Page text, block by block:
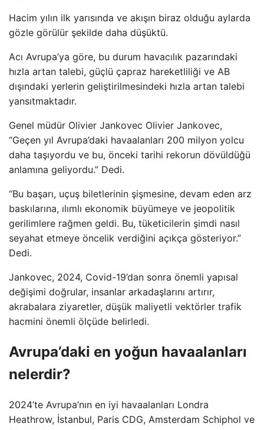
Hacim yılın ilk yarısında ve akışın biraz olduğu aylarda
gözle görülür şekilde daha düşüktü.
Acı Avrupa’ya göre, bu durum havacılık pazarındaki
hızla artan talebi, güçlü çapraz hareketliliği ve AB
dışındaki yerlerin geliştirilmesindeki hızla artan talebi
yansıtmaktadır.
Genel müdür Olivier Jankovec Olivier Jankovec,
“Geçen yıl Avrupa’daki havaalanları 200 milyon yolcu
daha taşıyordu ve bu, önceki tarihi rekorun dövüldüğü
anlamına geliyordu.” Dedi.
“Bu başarı, uçuş biletlerinin şişmesine, devam eden arz
baskılarına, ılımlı ekonomik büyümeye ve jeopolitik
gerilimlere rağmen geldi. Bu, tüketicilerin şimdi nasıl
seyahat etmeye öncelik verdiğini açıkça gösteriyor.”
Dedi.
Jankovec, 2024, Covid-19’dan sonra önemli yapısal
değişimi doğrular, insanlar arkadaşlarını artırır,
akrabalara ziyaretler, düşük maliyetli vektörler trafik
hacmini önemli ölçüde belirledi.
Avrupa’daki en yoğun havaalanları
nelerdir?
2024’te Avrupa’nın en iyi havaalanları Londra
Heathrow, İstanbul, Paris CDG, Amsterdam Schiphol ve